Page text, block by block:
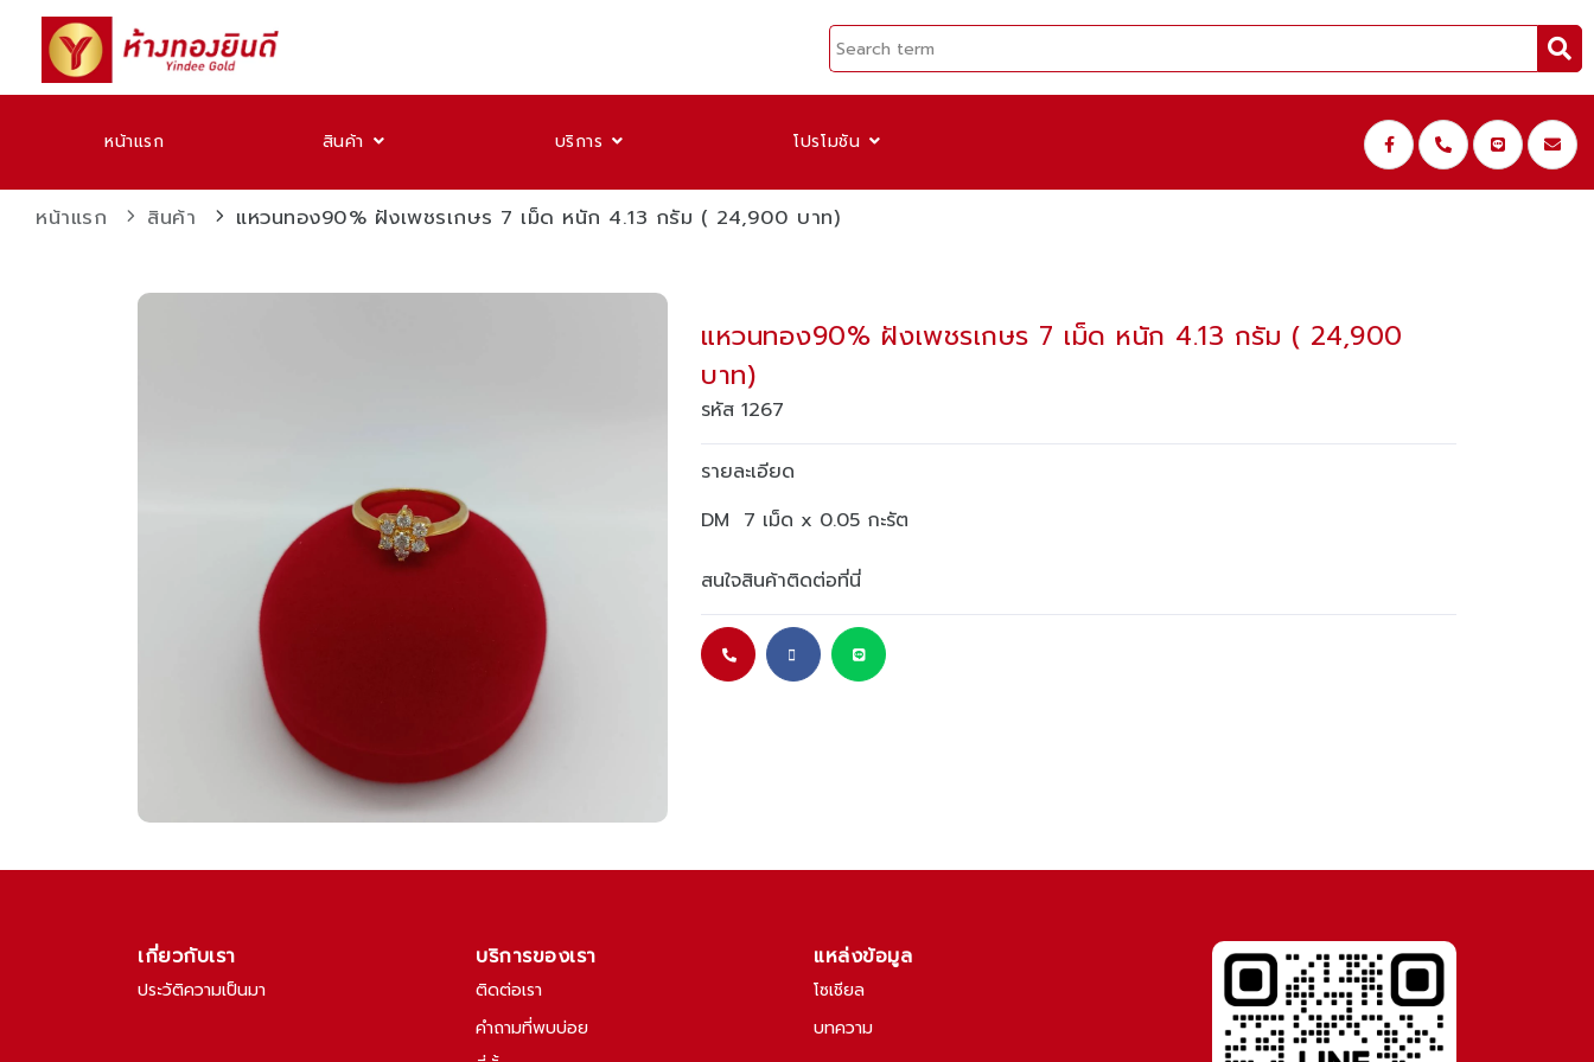
หน้าแรก สินค้า บริการ โปรโมชัน
หน้าแรก สินค้า แหวนทอง90% ฝังเพชรเกษร 7 เม็ด หนัก 4.13 กรัม ( 24,900 บาท)
แหวนทอง90% ฝังเพชรเกษร 7 เม็ด หนัก 4.13 กรัม ( 24,900
บาท)
รหัส 1267
รายละเอียด
DM 7 เม็ด x 0.05 กะรัต
สนใจสินค้าติดต่อที่นี่
เกี่ยวกับเรา
ประวัติความเป็นมา
บริการของเรา
ติดต่อเรา
คำถามที่พบบ่อย
แหล่งข้อมูล
โซเชียล
บทความ